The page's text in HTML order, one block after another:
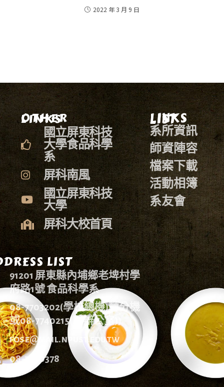
2022 年 3 月 9 日
LIST
91201 屏東縣內埔鄉老埤村學
府路1號 食品科學系
08-7703202(學校總機)轉分機
或08-7740215(系辦公室))
fose@mail.npust.edu.tw
08-7740378
LINKS LIST
系所資訊
師資陣容
檔案下載
活動相簿
系友會
OTHER LINKS
國立屏東科技
大學食品科學
系
屏科南風
國立屏東科技
大學
屏科大校首頁